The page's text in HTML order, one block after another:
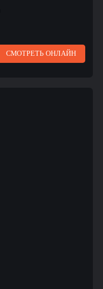
СМОТРЕТЬ ОНЛАЙН